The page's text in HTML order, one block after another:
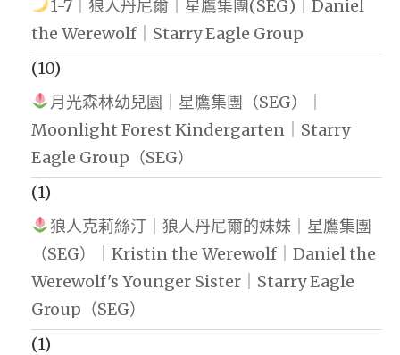
1-7｜狼人丹尼爾｜星鷹集團(SEG)｜Daniel
the Werewolf｜Starry Eagle Group
(10)
月光森林幼兒園｜星鷹集團（SEG）｜
Moonlight Forest Kindergarten｜Starry
Eagle Group（SEG）
(1)
狼人克莉絲汀｜狼人丹尼爾的妹妹｜星鷹集團
（SEG）｜Kristin the Werewolf｜Daniel the
Werewolf's Younger Sister｜Starry Eagle
Group（SEG）
(1)